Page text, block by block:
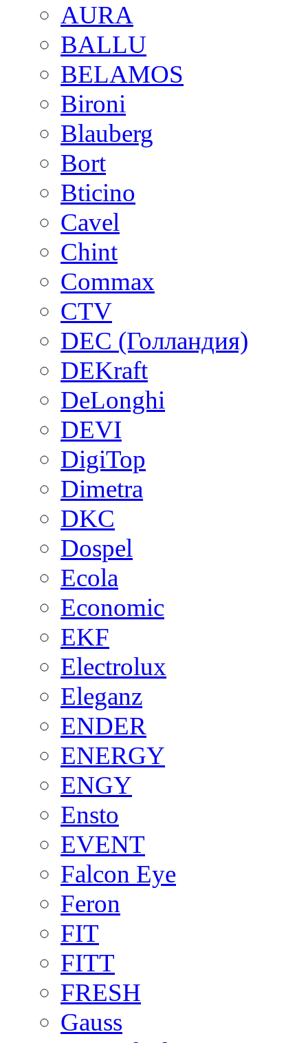
AURA
BALLU
BELAMOS
Bironi
Blauberg
Bort
Bticino
Cavel
Chint
Commax
CTV
DEC (Голландия)
DEKraft
DeLonghi
DEVI
DigiTop
Dimetra
DKC
Dospel
Ecola
Economic
EKF
Electrolux
Eleganz
ENDER
ENERGY
ENGY
Ensto
EVENT
Falcon Eye
Feron
FIT
FITT
FRESH
Gauss